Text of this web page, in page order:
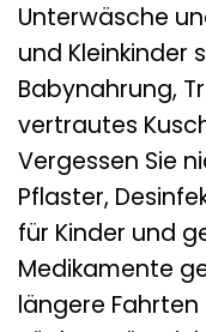
Unterwäsche
und Kleinkinder
Babynahrung,
vertrautes
Vergessen Sie
Pflaster,
für Kinder und
Medikamente
längere Fahrten